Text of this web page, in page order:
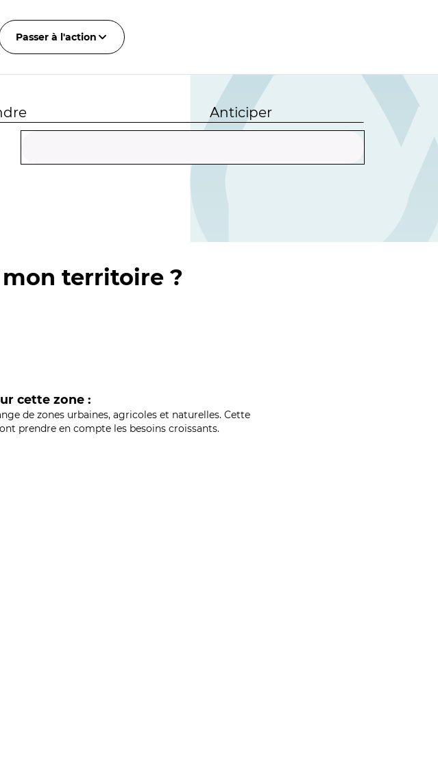
Passer à l'action
Anticiper
territoire ?
cette zone :
de zones urbaines, agricoles et naturelles. Cette
prendre en compte les besoins croissants.